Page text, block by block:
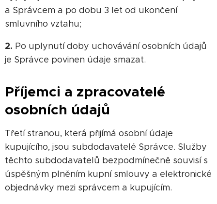
a Správcem a po dobu 3 let od ukončení
smluvního vztahu;
2. Po uplynutí doby uchovávání osobních údajů
je Správce povinen údaje smazat.
Příjemci a zpracovatelé
osobních údajů
Třetí stranou, která přijímá osobní údaje
kupujícího, jsou subdodavatelé Správce. Služby
těchto subdodavatelů bezpodmínečně souvisí s
úspěšným plněním kupní smlouvy a elektronické
objednávky mezi správcem a kupujícím.